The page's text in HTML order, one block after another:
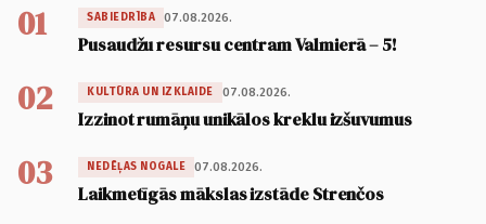
01 SABIEDRĪBA 07.08.2026.
Pusaudžu resursu centram Valmierā – 5!
02 KULTŪRA UN IZKLAIDE 07.08.2026.
Izzinot rumāņu unikālos kreklu izšuvumus
03 NEDĒĻAS NOGALE 07.08.2026.
Laikmetīgās mākslas izstāde Strenčos